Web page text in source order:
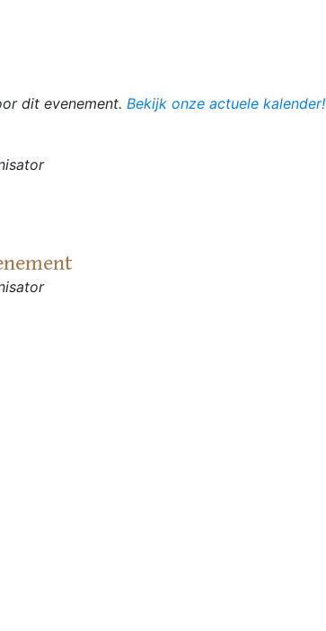
dit evenement. Bekijk onze actuele kalender!